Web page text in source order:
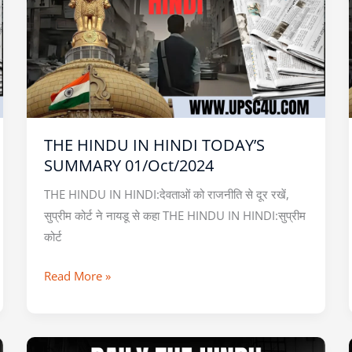
THE HINDU IN HINDI TODAY’S
SUMMARY 01/Oct/2024
THE HINDU IN HINDI:देवताओं को राजनीति से दूर रखें,
सुप्रीम कोर्ट ने नायडू से कहा THE HINDU IN HINDI:सुप्रीम
कोर्ट
HINDI
TODAY’S
SUMMARY
01/Oct/2024
Read More »